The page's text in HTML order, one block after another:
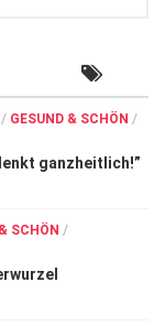
/ GESUND & SCHÖN /
ganzheitlich!”
SCHÖN /